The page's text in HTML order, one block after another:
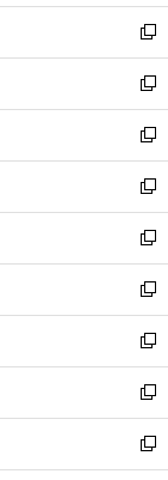
ウ
で
開
く
ン
ド
ウ
で
開
く
新
し
い
ウ
ィ
ン
ド
ウ
で
開
く
新
し
い
ウ
ィ
ン
ド
ウ
で
開
く
新
し
い
ウ
ィ
ン
ド
ウ
で
開
く
新
し
い
ウ
ィ
ン
ド
ウ
で
開
く
新
し
い
ウ
ィ
ン
ド
ウ
で
開
新
し
い
ウ
ィ
ン
ド
ウ
新
し
い
ウ
ィ
ン
新
し
い
ウ
新
し